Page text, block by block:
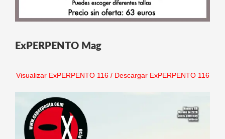
ExPERPENTO Mag
Visualizar ExPERPENTO 116/ Descargar ExPERPENTO 116